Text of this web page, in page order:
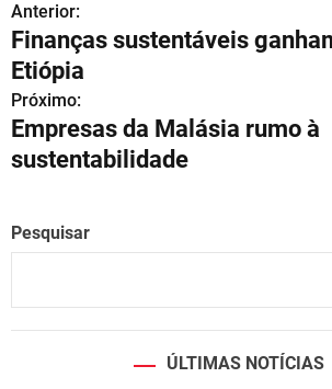
N
a
v
e
a
ã
Anterior:
Finanças sustentáveis
Etiópia
Próximo:
Empresas da Malásia rumo à
sustentabilidade
Pesquisar
ÚLTIMAS NOTÍCIAS